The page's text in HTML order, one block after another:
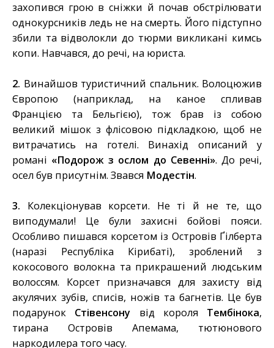
захопився грою в сніжки й почав обстрілювати
однокурсників ледь не на смерть. Його підступно
збили та відволокли до тюрми викликані кимсь
копи. Навчався, до речі, на юриста.
2. Винайшов туристичний спальник. Волоцюжив
Європою (наприклад, на каное спливав
Францією та Бельгією), тож брав із собою
великий мішок з флісовою підкладкою, щоб не
витрачатись на готелі. Винахід описаний у
романі «Подорож з ослом до Севенні». До речі,
осел був присутнім. Звався Модестін.
3. Колекціонував корсети. Не ті й не те, що
виподумали! Це були захисні бойові пояси.
Особливо пишався корсетом із Островів Ґілберта
(наразі Республіка Кірибаті), зроблений з
кокосового волокна та прикрашений людським
волоссям. Корсет призначався для захисту від
акулячих зубів, списів, ножів та багнетів. Це був
подарунок Стівенсону від короля Тембінока,
тирана Островів Апемама, тютюнового
наркодилера того часу.